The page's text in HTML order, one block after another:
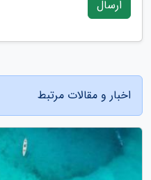
ارسال
اخبار و مقالات مرتبط